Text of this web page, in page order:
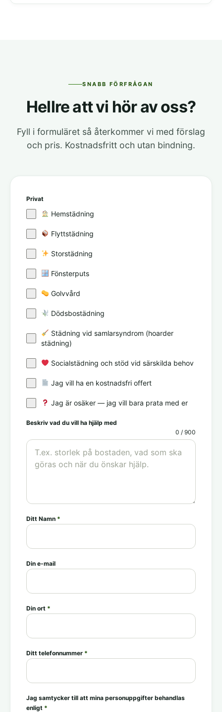
SNABB FÖRFRÅGAN
Hellre att vi hör av oss?
Fyll i formuläret så återkommer vi med förslag
och pris. Kostnadsfritt och utan bindning.
Privat
Hemstädning
Flyttstädning
Storstädning
Fönsterputs
Golvvård
Dödsbostädning
Städning vid samlarsyndrom (hoarder
städning)
Socialstädning och stöd vid särskilda behov
Jag vill ha en kostnadsfri offert
Jag är osäker — jag vill bara prata med er
Beskriv vad du vill ha hjälp med
0 / 900
Ditt Namn *
Din e-mail
Din ort *
Ditt telefonnummer *
Jag samtycker till att mina personuppgifter behandlas
enligt *